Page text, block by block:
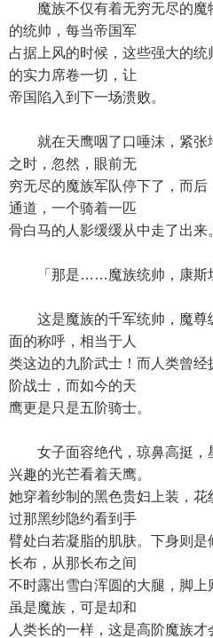
魔族不仅有着无穷无尽的魔
的统帅，每当帝国军
占据上风的时候，这些强大的
的实力席卷一切，让
帝国陷入到下一场溃败。
就在天鹰咽了口唾沫，紧张
之时，忽然，眼前无
穷无尽的魔族军队停下了，而
通道，一个骑着一匹
骨白马的人影缓缓从中走了出来
「那是……魔族统帅，康斯坦
这是魔族的千军统帅，魔尊
面的称呼，相当于人
类这边的九阶武士！而人类曾
阶战士，而如今的天
鹰更是只是五阶骑士。
女子面容绝代，琼鼻高挺，
兴趣的光芒看着天鹰。
她穿着纱制的黑色贵妇上装，
过那黑纱隐约看到手
臂处白若凝脂的肌肤。下身则
长布，从那长布之间
不时露出雪白浑圆的大腿，脚
虽是魔族，可是却和
人类长的一样，这是高阶魔族才